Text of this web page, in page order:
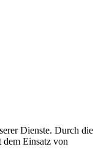
Dienste. Durch die
Einsatz von